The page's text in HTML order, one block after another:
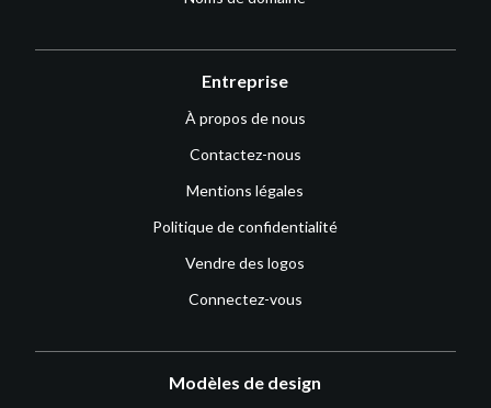
Entreprise
À propos de nous
Contactez-nous
Mentions légales
Politique de confidentialité
Vendre des logos
Connectez-vous
Modèles de design